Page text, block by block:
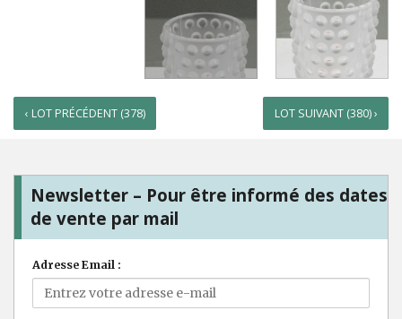
‹ LOT PRÉCÉDENT (378) LOT SUIVANT (380) ›
Newsletter – Pour être informé des dates
de vente par mail
Adresse Email :